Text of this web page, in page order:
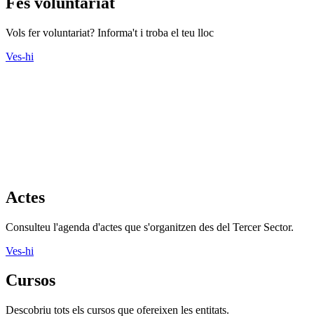
Vols fer voluntariat? Informa't i troba el teu lloc
Ves-hi
Actes
Consulteu l'agenda d'actes que s'organitzen des del Tercer Sector.
Ves-hi
Cursos
Descobriu tots els cursos que ofereixen les entitats.